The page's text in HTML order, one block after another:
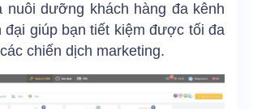
nuôi dưỡng khách hàng đa kênh
đại giúp bạn tiết kiệm được tối đa
chiến dịch marketing.